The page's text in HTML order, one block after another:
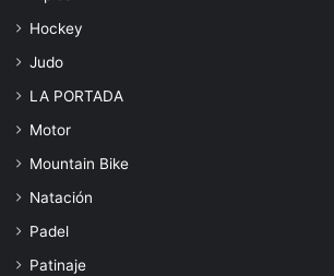
Hockey
Judo
LA PORTADA
Motor
Mountain Bike
Natación
Padel
Patinaje